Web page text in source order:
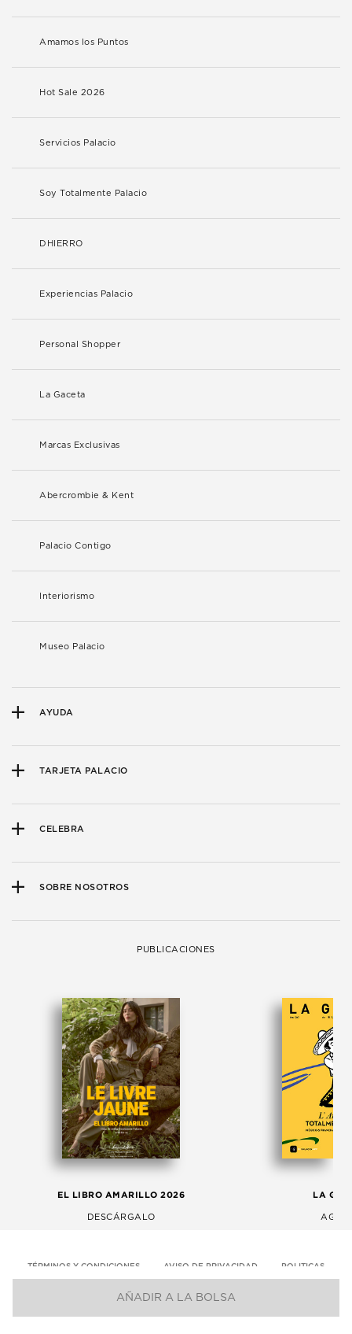
AÑADIR A LA BOLSA
Amamos los Puntos
Hot Sale 2026
Servicios Palacio
Soy Totalmente Palacio
DHIERRO
Experiencias Palacio
Personal Shopper
La Gaceta
Marcas Exclusivas
Abercrombie & Kent
Palacio Contigo
Interiorismo
Museo Palacio
AYUDA
TARJETA PALACIO
CELEBRA
SOBRE NOSOTROS
PUBLICACIONES
EL LIBRO AMARILLO 2026
DESCÁRGALO
LA
TÉRMINOS Y CONDICIONES AVISO DE PRIVACIDAD POLITICAS